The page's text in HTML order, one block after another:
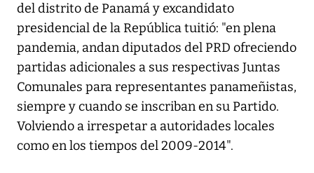
del distrito de Panamá y excandidato
presidencial de la República tuitió: "en plena
pandemia, andan diputados del PRD ofreciendo
partidas adicionales a sus respectivas Juntas
Comunales para representantes panameñistas,
siempre y cuando se inscriban en su Partido.
Volviendo a irrespetar a autoridades locales
como en los tiempos del 2009-2014".